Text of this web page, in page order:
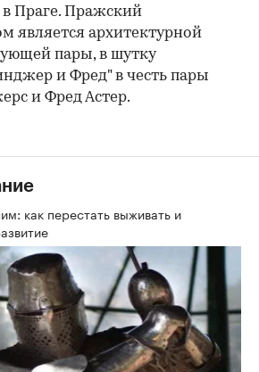
Праге. Пражский
является архитектурной
пары, в шутку
и Фред" в честь пары
и Фред Астер.
как перестать выживать и